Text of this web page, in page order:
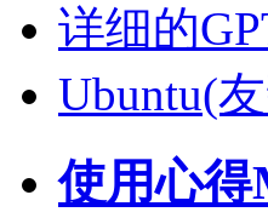
详细的
Ubuntu(
使用心得